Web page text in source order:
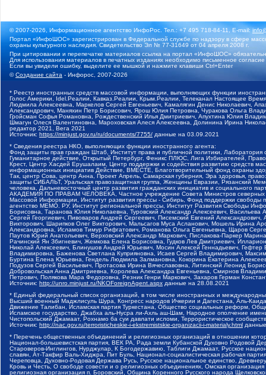
© 2007-2026, Информационное агентство ИнфоРос. Тел.: +7 495 718-84-11, E-mail:
Портал «ИнфоШОС» зарегистрирован в Федеральной службе по надзору в сфере
охраны культурного наследия. Свидетельство Эл № 77-31649 от 04 апреля 2008 г.
При цитировании и перепечатке материалов ссылка на портал «ИнфоШОС»
Для использования материалов в печатных изданиях необходимо письменное
Если вы увидели ошибку, выделите ее мышкой и нажмите клавиши Ctrl+Enter
©Создание сайта - Инфорос, 2007-2026
* Реестр иностранных средств массовой информации, выполняющих функции
Голос Америки, Idel.Реалии, Кавказ.Реалии, Крым.Реалии, Телеканал Настоящее
Людмила Алексеевна, Маркелов Сергей Евгеньевич, Камалягин Денис Николаевич,
Александрович, Маняхин Петр Борисович, Ярош Юлия Петровна, Чуракова Ольга
Гройсман Софья Романовна, Рождественский Илья Дмитриевич, Апухтина Юлия
Шмагун Олеся Валентиновна, Мароховская Алеся Алексеевна, Долинина Ирина
редактор 2021, Вега 2021
Источник: https://minjust.gov.ru/ru/documents/7755/ данные на 03.09.2021
* Сведения реестра НКО, выполняющих функции иностранного агента:
Фонд защиты прав граждан Штаб, Институт права и публичной политики,
Гуманитарное действие, Открытый Петербург, Феникс ПЛЮС, Лига Избирателей,
Крест, Центр Хасдей Ерушалаим, Центр поддержки и содействия развитию средств
информационных инициатив Действие, ВМЕСТЕ, Благотворительный фонд охраны
Так, центр Сова, центр Анна, Проект Апрель, Самарская губерния, Эра здоровья,
защиты СИБАЛЬТ, Уральская правозащитная группа, Женщины Евразии, Рязанский
человека, Дальневосточный центр развития гражданских инициатив и социального
АКАДЕМИЯ ПО ПРАВАМ ЧЕЛОВЕКА, Частное учреждение Совета Министров северных
Массовой Информации, Институт развития прессы - Сибирь, Фонд поддержки
агентство МЕМО. РУ, Институт региональной прессы, Институт Развития Свободы
Борисовна, Таранова Юлия Николаевна, Туровский Александр Алексеевич,
Сергей Георгиевич, Пивоваров Андрей Сергеевич, Писемский Евгений
Викторович, Шарипков Олег Викторович, Мальсагов Муса Асланович, Мошель Ирина
Александровна, Исламов Тимур Рифгатович, Романова Ольга Евгеньевна, Щаров
Паутов Юрий Анатольевич, Верховский Александр Маркович, Пислакова-Паркер
Рачинский Ян Збигневич, Жемкова Елена Борисовна, Гудков Лев Дмитриевич,
Николай Алексеевич, Блинушов Андрей Юрьевич, Мосин Алексей Геннадьевич,
Владимировна, Баженова Светлана Куприяновна, Исаев Сергей Владимирович,
Буртина Елена Юрьевна, Гендель Людмила Залмановна, Кокорина Екатерина
Подузов Сергей Васильевич, Протасова Ирина Вячеславовна, Литинский Леонид
Добровольская Анна Дмитриевна, Королева Александра Евгеньевна, Смирнов
Петрович, Полякова Мара Федоровна, Резник Генри Маркович, Захаров Герман
Источник: http://unro.minjust.ru/NKOForeignAgent.aspx данные на 28.08.2021
* Единый федеральный список организаций, в том числе иностранных и
Высший военный Маджлисуль Шура, Конгресс народов Ичкерии и Дагестана, Аль-
Движение Талибан, Исламская партия Туркестана, Общество социальных реформ,
Исламское государство, Джабха аль-Нусра ли-Ахль аш-Шам, Народное ополчение
Чистопольский Джамаат, Рохнамо ба суи давлати исломи, Террористическое
Источник: http://nac.gov.ru/terroristicheskie-i-ekstremistskie-organizacii-i-materialy.html
* Перечень общественных объединений и религиозных организаций в отношении
Национал-большевистская партия, ВЕК РА, Рада земли Кубанской Духовно Родовой
Староверов-Инглингов, Нурджулар, К Богодержавию, Таблиги Джамаат, Русское
славян, Ат-Такфир Валь-Хиджра, Пит Буль, Национал-социалистическая рабочая
Череповца, Духовно-Родовая Держава Русь, Русское национальное единство,
Кровь и Честь, О свободе совести и о религиозных объединениях, Омская
религиозная организация п. Боровский, Община Коренного Русского народа